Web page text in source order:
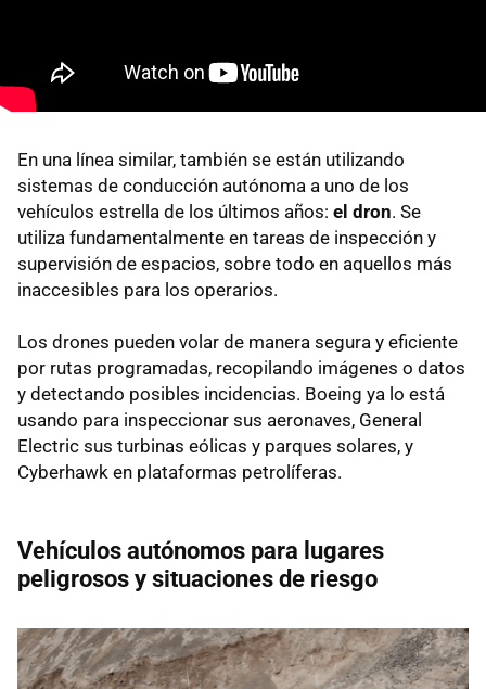
En una línea similar, también se están utilizando
sistemas de conducción autónoma a uno de los
vehículos estrella de los últimos años: el dron. Se
utiliza fundamentalmente en tareas de inspección y
supervisión de espacios, sobre todo en aquellos más
inaccesibles para los operarios.
Los drones pueden volar de manera segura y eficiente
por rutas programadas, recopilando imágenes o datos
y detectando posibles incidencias. Boeing ya lo está
usando para inspeccionar sus aeronaves, General
Electric sus turbinas eólicas y parques solares, y
Cyberhawk en plataformas petrolíferas.
Vehículos autónomos para lugares
peligrosos y situaciones de riesgo